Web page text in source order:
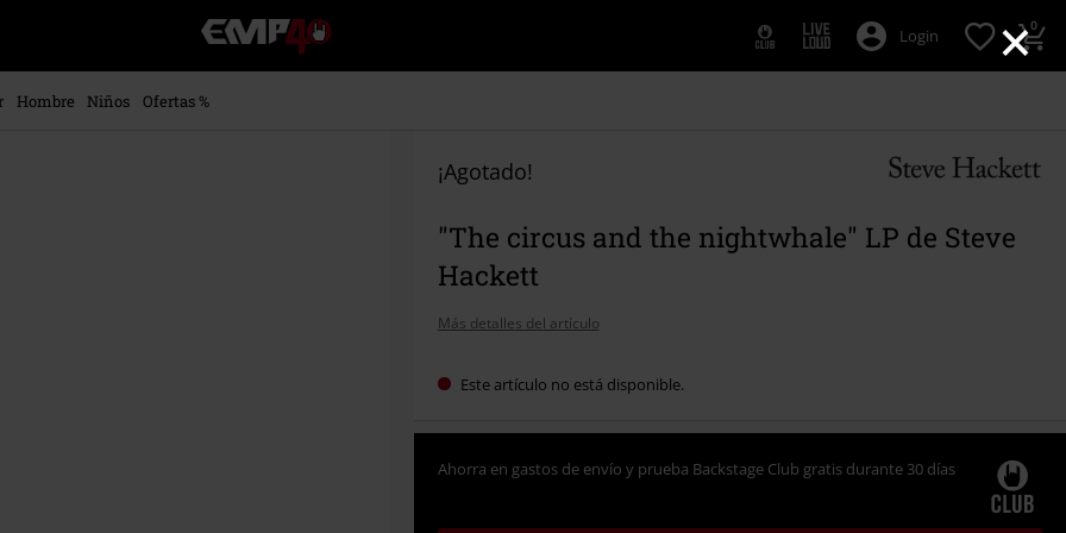
×
EMP
-
Música,
Login 0
Hombre Niños
Ofertas %
¡Agotado!
"The circus and the nightwhale" LP de Steve
Hackett
Más detalles del artículo
Este artículo no está disponible.
Ahorra en gastos de envío y prueba Backstage Club gratis durante 30 días